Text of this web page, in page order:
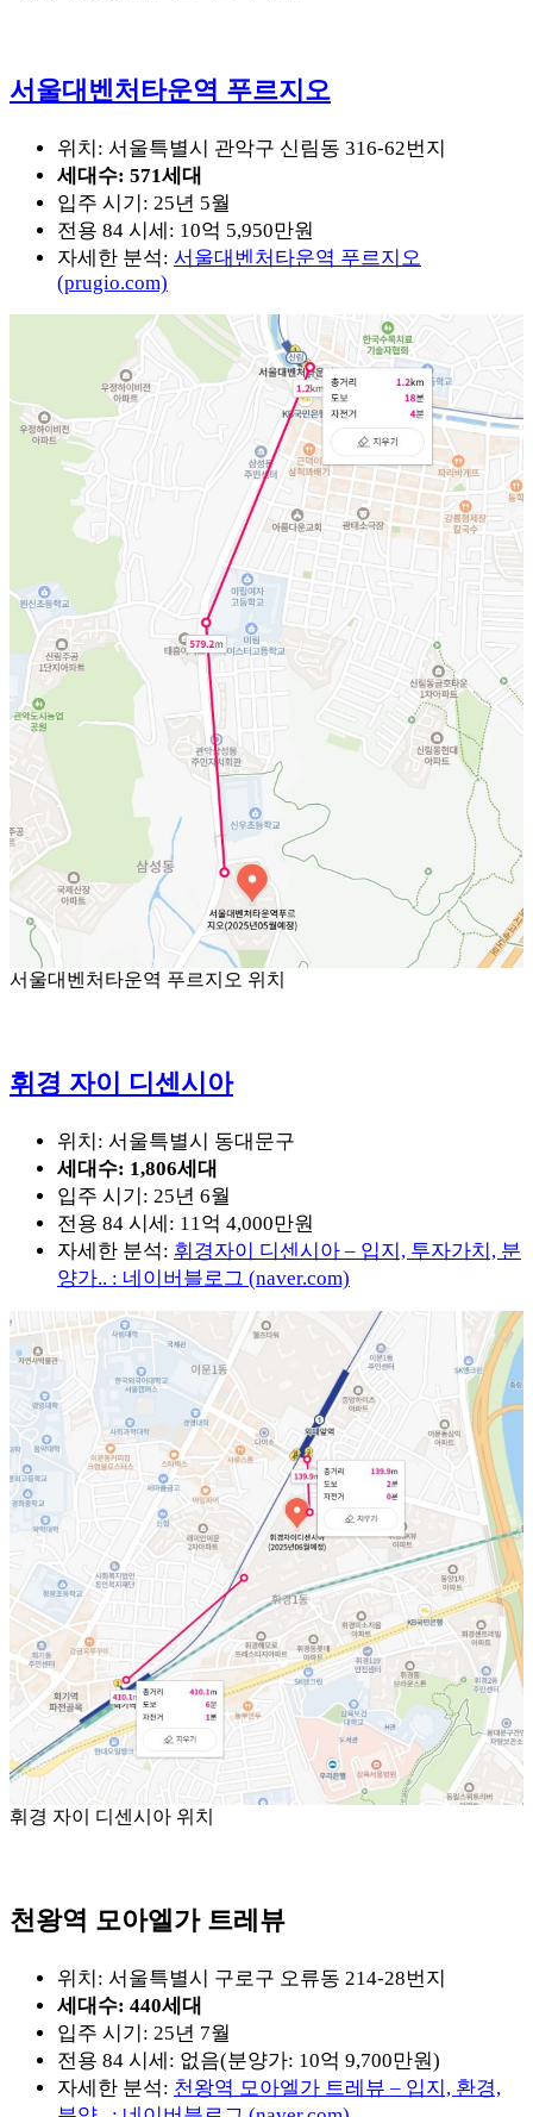
서울대벤처타운역 푸르지오
위치: 서울특별시 관악구 신림동 316-62번지
세대수: 571세대
입주 시기: 25년 5월
전용 84 시세: 10억 5,950만원
자세한 분석: 서울대벤처타운역 푸르지오
(prugio.com)
서울대벤처타운역 푸르지오 위치
휘경 자이 디센시아
위치: 서울특별시 동대문구
세대수: 1,806세대
입주 시기: 25년 6월
전용 84 시세: 11억 4,000만원
자세한 분석: 휘경자이 디센시아 – 입지, 투자가치, 분
양가.. : 네이버블로그 (naver.com)
휘경 자이 디센시아 위치
천왕역 모아엘가 트레뷰
위치: 서울특별시 구로구 오류동 214-28번지
세대수: 440세대
입주 시기: 25년 7월
전용 84 시세: 없음(분양가: 10억 9,700만원)
자세한 분석: 천왕역 모아엘가 트레뷰 – 입지, 환경,